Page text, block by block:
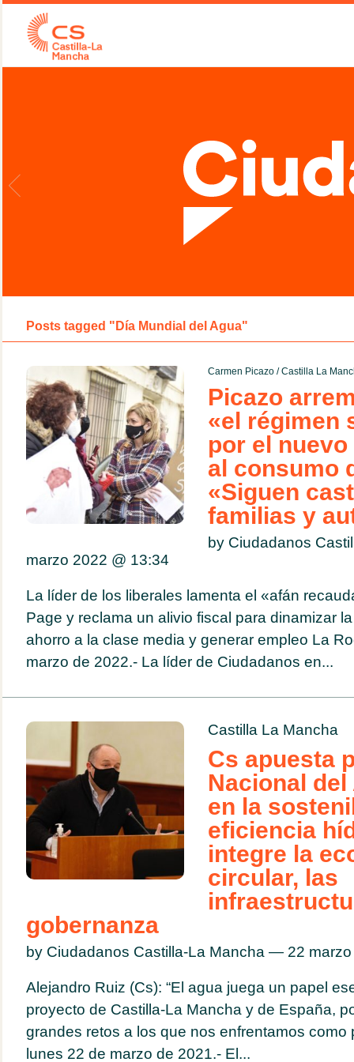
Posts tagged "Día Mundial del Agua"
Carmen Picazo/Castilla La
Picazo
«el régimen
por el nuevo
al consumo
«Siguen
familias y
by Ciudadanos
marzo 2022 @ 13:34
La líder de los liberales lamenta el «afán
Page y reclama un alivio fiscal para dinamizar
ahorro a la clase media y generar empleo La
marzo de 2022.- La líder de Ciudadanos en...
Castilla La Mancha
Cs apuesta
Nacional
en la
eficiencia
integre la
circular, las
gobernanza
by Ciudadanos Castilla-La Mancha — 22
Alejandro Ruiz (Cs): “El agua juega un papel
proyecto de Castilla-La Mancha y de España,
grandes retos a los que nos enfrentamos como
lunes 22 de marzo de 2021.- El...